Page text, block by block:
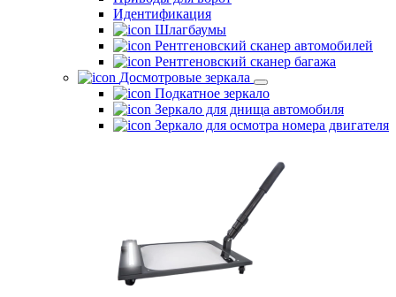
Идентификация
Шлагбаумы
Рентгеновский сканер автомобилей
Рентгеновский сканер багажа
Досмотровые зеркала
Подкатное зеркало
Зеркало для днища автомобиля
Зеркало для осмотра номера двигателя